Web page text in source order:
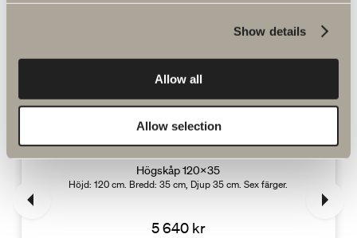
Show details
Allow all
Allow selection
Komplettera med
3 glasfärger.
Högskåp 120x35
Höjd: 120 cm. Bredd: 35 cm, Djup 35 cm. Sex färger.
5 640 kr